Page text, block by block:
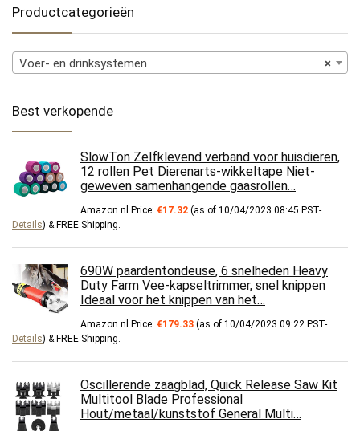
Productcategorieën
×
Voer- en drinksystemen
Best verkopende
SlowTon Zelfklevend verband voor huisdieren,
12 rollen Pet Dierenarts-wikkeltape Niet-
geweven samenhangende gaasrollen…
Amazon.nl Price: €17.32 (as of 10/04/2023 08:45 PST-
Details) & FREE Shipping
690W paardentondeuse, 6 snelheden Heavy
Duty Farm Vee-kapseltrimmer, snel knippen
Ideaal voor het knippen van het…
Amazon.nl Price: €179.33 (as of 10/04/2023 09:22 PST-
Details) & FREE Shipping
Oscillerende zaagblad, Quick Release Saw Kit
Multitool Blade Professional
Hout/metaal/kunststof General Multi…